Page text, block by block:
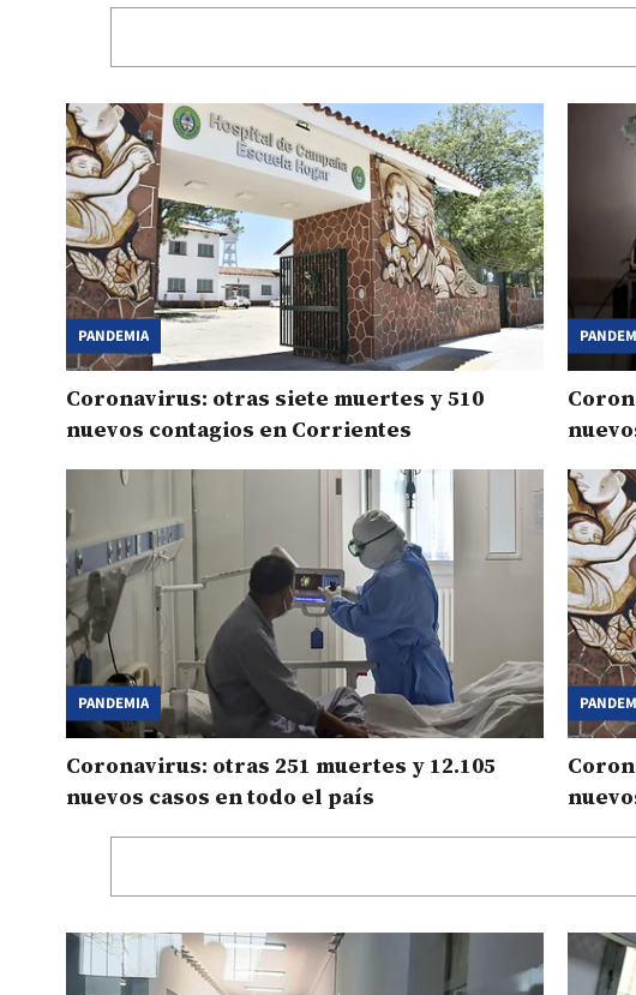
PANDEMIA
Coronavirus: otras siete muertes y 510
nuevos contagios en Corrientes
PANDEMIA
Coronavirus: otras 251 muertes y 12.105
nuevos casos en todo el país